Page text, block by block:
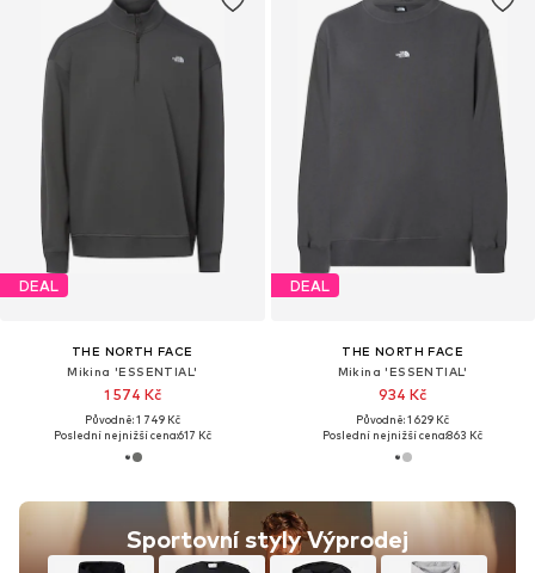
DEAL
THE NORTH FACE
Mikina 'ESSENTIAL'
1 574 Kč
Původně: 1 749 Kč
Poslední nejnižší cena:617 Kč
Sportovní styly Výprodej
DEAL
THE NORTH FACE
Mikina 'ESSENTIAL'
934 Kč
Původně: 1 629 Kč
Poslední nejnižší cena:863 Kč